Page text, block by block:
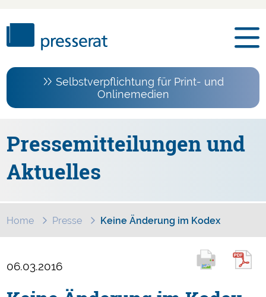
Selbstverpflichtung für Print- und
Onlinemedien
Pressemitteilungen und
Aktuelles
Home Presse Keine Änderung im Kodex
06.03.2016